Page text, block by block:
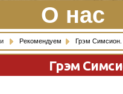
О нас
Рекомендуем Грэм Симсион.
Грэм